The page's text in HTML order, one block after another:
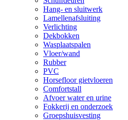
Hang- en sluitwerk
Lamellenafsluiting
Verlichting
Dekbokken
Wasplaatspalen
Vloer/wand
Rubber
PVC
Horsefloor gietvloeren
Comfortstall
Afvoer water en urine
Fokkerij en onderzoek
Groepshuisvesting